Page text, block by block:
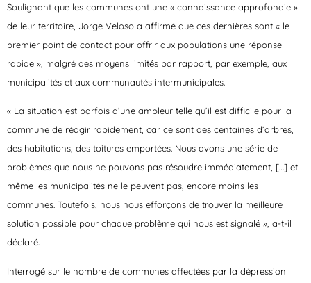
Soulignant que les communes ont une « connaissance approfondie »
de leur territoire, Jorge Veloso a affirmé que ces dernières sont « le
premier point de contact pour offrir aux populations une réponse
rapide », malgré des moyens limités par rapport, par exemple, aux
municipalités et aux communautés intermunicipales.
« La situation est parfois d’une ampleur telle qu’il est difficile pour la
commune de réagir rapidement, car ce sont des centaines d’arbres,
des habitations, des toitures emportées. Nous avons une série de
problèmes que nous ne pouvons pas résoudre immédiatement, […] et
même les municipalités ne le peuvent pas, encore moins les
communes. Toutefois, nous nous efforçons de trouver la meilleure
solution possible pour chaque problème qui nous est signalé », a-t-il
déclaré.
Interrogé sur le nombre de communes affectées par la dépression